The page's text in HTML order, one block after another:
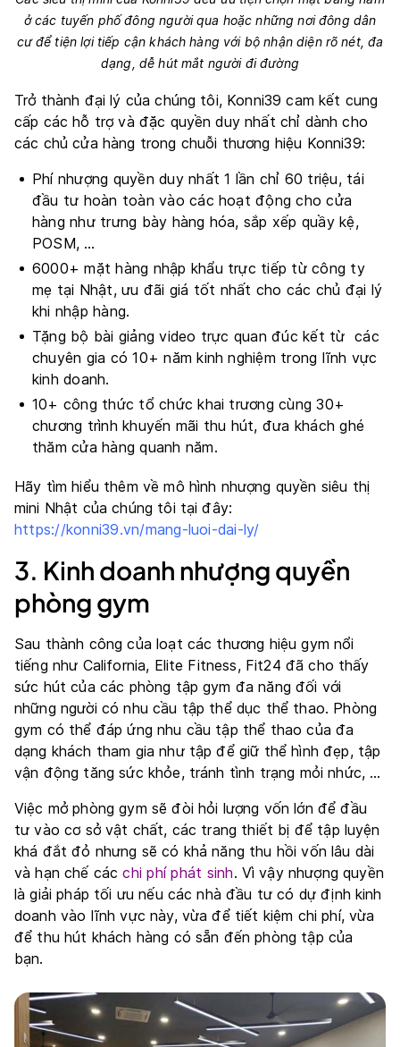
ở các tuyến phố đông người qua hoặc những nơi đông dân
cư để tiện lợi tiếp cận khách hàng với bộ nhận diện rõ nét, đa
dạng, dễ hút mắt người đi đường
Trở thành đại lý của chúng tôi, Konni39 cam kết cung
cấp các hỗ trợ và đặc quyền duy nhất chỉ dành cho
các chủ cửa hàng trong chuỗi thương hiệu Konni39:
Phí nhượng quyền duy nhất 1 lần chỉ 60 triệu, tái
đầu tư hoàn toàn vào các hoạt động cho cửa
hàng như trưng bày hàng hóa, sắp xếp quầy kệ,
POSM, …
6000+ mặt hàng nhập khẩu trực tiếp từ công ty
mẹ tại Nhật, ưu đãi giá tốt nhất cho các chủ đại lý
khi nhập hàng.
Tặng bộ bài giảng video trực quan đúc kết từ các
chuyên gia có 10+ năm kinh nghiệm trong lĩnh vực
kinh doanh.
10+ công thức tổ chức khai trương cùng 30+
chương trình khuyến mãi thu hút, đưa khách ghé
thăm cửa hàng quanh năm.
Hãy tìm hiểu thêm về mô hình nhượng quyền siêu thị
mini Nhật của chúng tôi tại đây:
https://konni39.vn/mang-luoi-dai-ly/
3. Kinh doanh nhượng quyền
phòng gym
Sau thành công của loạt các thương hiệu gym nổi
tiếng như California, Elite Fitness, Fit24 đã cho thấy
sức hút của các phòng tập gym đa năng đối với
những người có nhu cầu tập thể dục thể thao. Phòng
gym có thể đáp ứng nhu cầu tập thể thao của đa
dạng khách tham gia như tập để giữ thể hình đẹp, tập
vận động tăng sức khỏe, tránh tình trạng mỏi nhức, …
Việc mở phòng gym sẽ đòi hỏi lượng vốn lớn để đầu
tư vào cơ sở vật chất, các trang thiết bị để tập luyện
khá đắt đỏ nhưng sẽ có khả năng thu hồi vốn lâu dài
và hạn chế cácchi phí phát sinh. Vì vậy nhượng quyền
là giải pháp tối ưu nếu các nhà đầu tư có dự định kinh
doanh vào lĩnh vực này, vừa để tiết kiệm chi phí, vừa
để thu hút khách hàng có sẵn đến phòng tập của
bạn.